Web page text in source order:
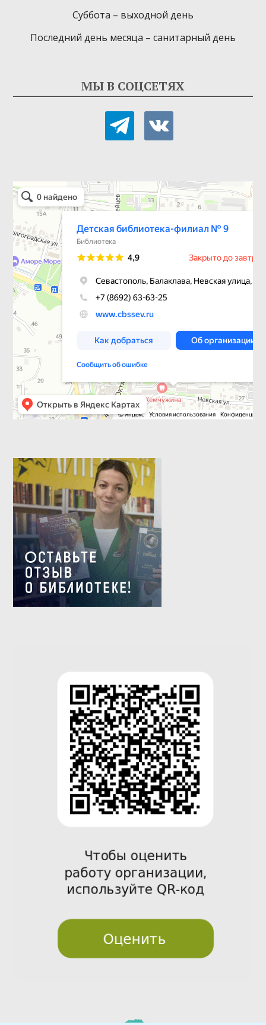
Суббота – выходной день
Последний день месяца – санитарный день
МЫ В СОЦСЕТЯХ
telegram vkontakte
Детская библиотека-филиал № 9
Библиотека в Севастополе